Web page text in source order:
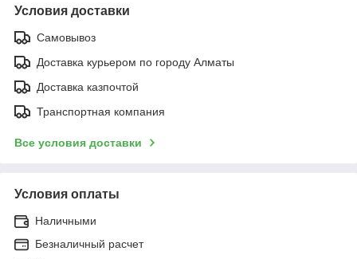
Условия доставки
Самовывоз
Доставка курьером по городу Алматы
Доставка казпочтой
Транспортная компания
Все условия доставки
Условия оплаты
Наличными
Безналичный расчет